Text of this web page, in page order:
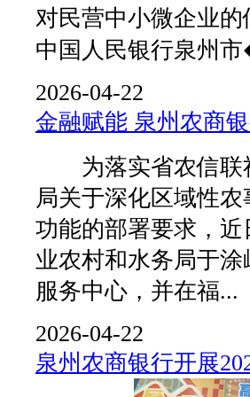
对民营中小微企业
中国人民银行泉州
2026-04-22
金融赋能 泉州农商
为落实省农信联
局关于深化区域性
功能的部署要求，
业农村和水务局于
服务中心，并在福...
2026-04-22
泉州农商银行开展